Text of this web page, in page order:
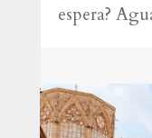
espera?